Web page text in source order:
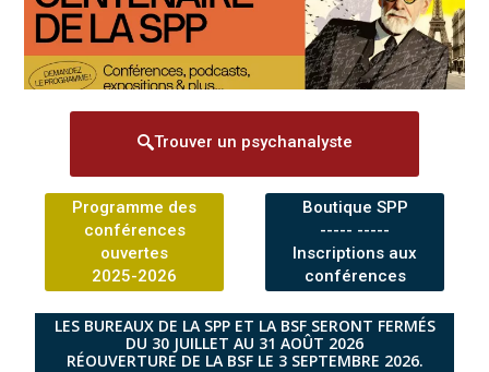
Trouver un psychanalyste
Programme des
conférences
ouvertes
2025-2026
Boutique SPP
----- -----
Inscriptions aux
conférences
LES BUREAUX DE LA SPP ET LA BSF SERONT FERMÉS
DU 30 JUILLET AU 31 AOÛT 2026
RÉOUVERTURE DE LA BSF LE 3 SEPTEMBRE 2026.